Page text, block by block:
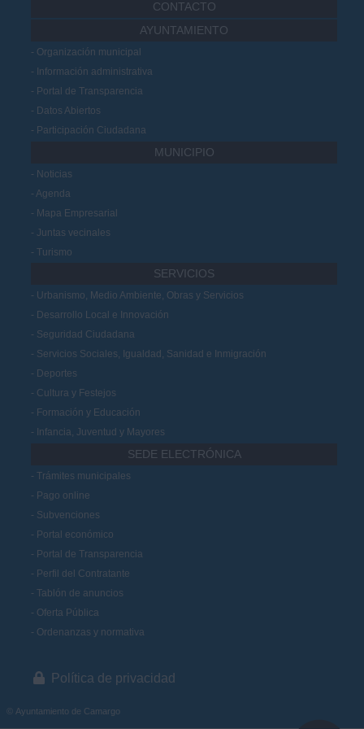
CONTACTO
AYUNTAMIENTO
Organización municipal
Información administrativa
Portal de Transparencia
Datos Abiertos
Participación Ciudadana
MUNICIPIO
Noticias
Agenda
Mapa Empresarial
Juntas vecinales
Turismo
SERVICIOS
Urbanismo, Medio Ambiente, Obras y Servicios
Desarrollo Local e Innovación
Seguridad Ciudadana
Servicios Sociales, Igualdad, Sanidad e Inmigración
Deportes
Cultura y Festejos
Formación y Educación
Infancia, Juventud y Mayores
SEDE ELECTRÓNICA
Trámites municipales
Pago online
Subvenciones
Portal económico
Portal de Transparencia
Perfil del Contratante
Tablón de anuncios
Oferta Pública
Ordenanzas y normativa
Política de privacidad
© Ayuntamiento de Camargo